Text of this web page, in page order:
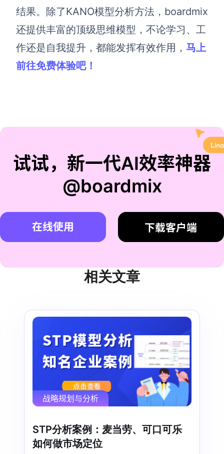
结果。除了KANO模型分析方法，boardmix
还提供丰富的顶级思维模型，不论学习、工
作还是自我提升，都能发挥有效作用， 马上
前往免费体验吧！
试试，新一代AI效率神器
@boardmix
在线使用 下载客户端
相关文章
战略规划与分析
STP分析案例：麦当劳、可口可乐
如何做市场定位